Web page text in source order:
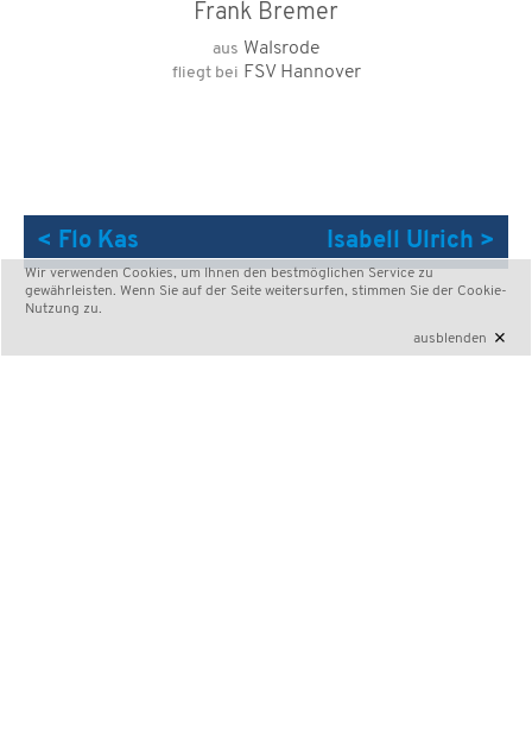
Frank Bremer
aus Walsrode
fliegt bei FSV Hannover
< Flo Kas Isabell Ulrich >
Wir verwenden Cookies, um Ihnen den bestmöglichen Service zu
gewährleisten. Wenn Sie auf der Seite weitersurfen, stimmen Sie der Cookie-
Nutzung zu.
×
ausblenden